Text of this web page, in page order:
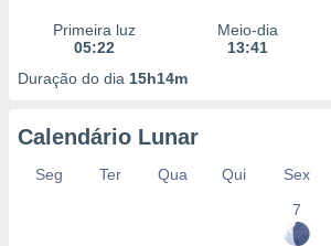
fontes,
e melhorar
dados
Primeira luz
05:22
Meio-dia
13:41
Duração do dia 15h14m
Calendário Lunar
Seg Ter Qua Qui Sex
7